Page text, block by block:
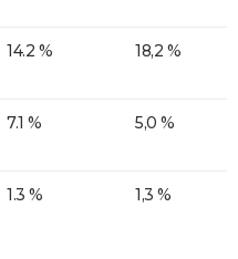
14.2 % 18,2 %
7.1 % 5,0 %
1.3 % 1,3 %